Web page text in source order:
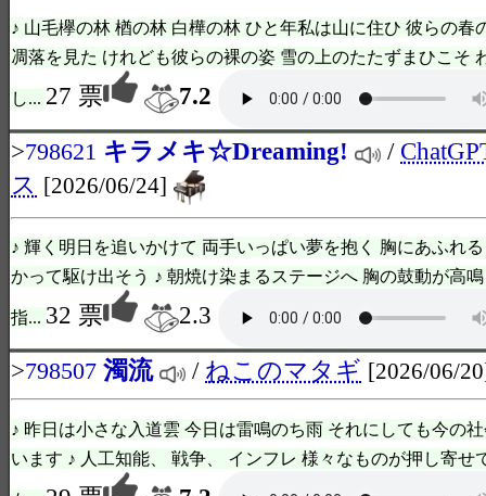
♪ 山毛欅の林 楢の林 白樺の林 ひと年私は山に住ひ 彼らの春
凋落を見た けれども彼らの裸の姿 雪の上のたたずまひこそ
し... 27 票
7.2
>798621 キラメキ☆Dreaming! /
ス [2026/06/24]
♪ 輝く明日を追いかけて 両手いっぱい夢を抱く 胸にあふれ
かって駆け出そう ♪ 朝焼け染まるステージへ 胸の鼓動が高
指... 32 票
2.3
>798507 濁流 / ねこのマタギ [2026/06/
♪ 昨日は小さな入道雲 今日は雷鳴のち雨 それにしても今の
います ♪ 人工知能、 戦争、 インフレ 様々なものが押し寄せ